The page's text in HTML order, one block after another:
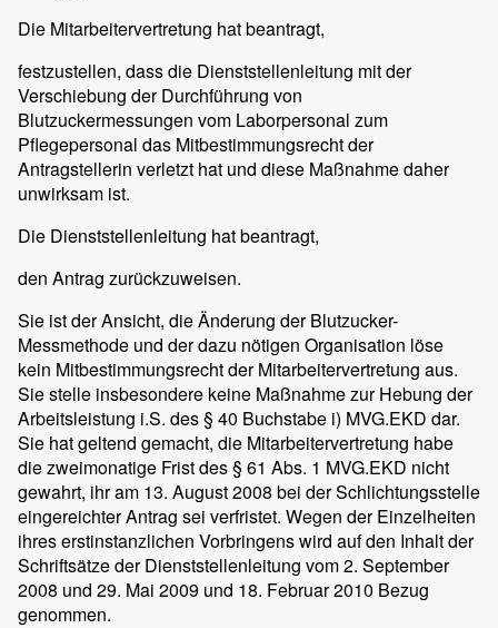
Die Mitarbeitervertretung hat beantragt,
festzustellen, dass die Dienststellenleitung mit der
Verschiebung der Durchführung von
Blutzuckermessungen vom Laborpersonal zum
Pflegepersonal das Mitbestimmungsrecht der
Antragstellerin verletzt hat und diese Maßnahme daher
unwirksam ist.
Die Dienststellenleitung hat beantragt,
den Antrag zurückzuweisen.
Sie ist der Ansicht, die Änderung der Blutzucker-
Messmethode und der dazu nötigen Organisation löse
kein Mitbestimmungsrecht der Mitarbeitervertretung aus.
Sie stelle insbesondere keine Maßnahme zur Hebung der
Arbeitsleistung i.S. des § 40 Buchstabe i) MVG.EKD dar.
Sie hat geltend gemacht, die Mitarbeitervertretung habe
die zweimonatige Frist des § 61 Abs. 1 MVG.EKD nicht
gewahrt, ihr am 13. August 2008 bei der Schlichtungsstelle
eingereichter Antrag sei verfristet. Wegen der Einzelheiten
ihres erstinstanzlichen Vorbringens wird auf den Inhalt der
Schriftsätze der Dienststellenleitung vom 2. September
2008 und 29. Mai 2009 und 18. Februar 2010 Bezug
genommen.